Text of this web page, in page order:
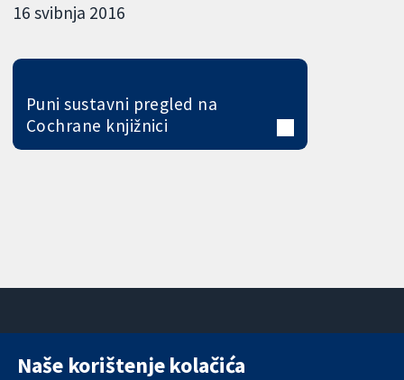
16 svibnja 2016
Puni sustavni pregled na
Cochrane knjižnici
11-13 Cavendish
Naše korištenje kolačića